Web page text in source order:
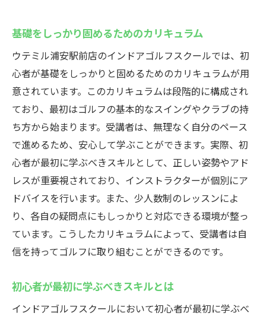
基礎をしっかり固めるためのカリキュラム
ウテミル浦安駅前店のインドアゴルフスクールでは、初
心者が基礎をしっかりと固めるためのカリキュラムが用
意されています。このカリキュラムは段階的に構成され
ており、最初はゴルフの基本的なスイングやクラブの持
ち方から始まります。受講者は、無理なく自分のペース
で進めるため、安心して学ぶことができます。実際、初
心者が最初に学ぶべきスキルとして、正しい姿勢やアド
レスが重要視されており、インストラクターが個別にア
ドバイスを行います。また、少人数制のレッスンによ
り、各自の疑問点にもしっかりと対応できる環境が整っ
ています。こうしたカリキュラムによって、受講者は自
信を持ってゴルフに取り組むことができるのです。
初心者が最初に学ぶべきスキルとは
インドアゴルフスクールにおいて初心者が最初に学ぶべ